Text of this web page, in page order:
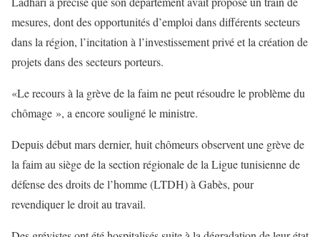
mesures, dont des opportunités d’emploi dans différents secteurs
dans la région, l’incitation à l’investissement privé et la création de
projets dans des secteurs porteurs.
«Le recours à la grève de la faim ne peut résoudre le problème du
chômage », a encore souligné le ministre.
Depuis début mars dernier, huit chômeurs observent une grève de
la faim au siège de la section régionale de la Ligue tunisienne de
défense des droits de l’homme (LTDH) à Gabès, pour
revendiquer le droit au travail.